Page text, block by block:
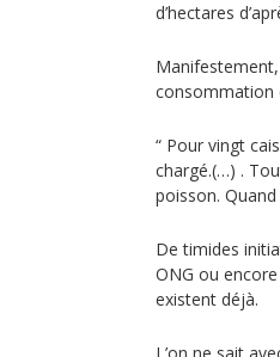
d’hectares
consommation
“ Pour vingt
chargé.(…) .
poisson.
De timides
ONG ou
existent déjà.